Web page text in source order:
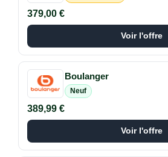
379,00 €
Voir l'offre
Boulanger
Neuf
389,99 €
Voir l'offre